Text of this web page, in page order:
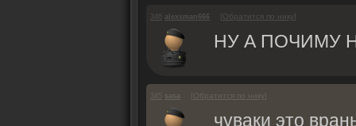
alexsman666 [Обратится по нику]
НУ А ПОЧИМУ
sasa [Обратится по нику ]
чуваки это